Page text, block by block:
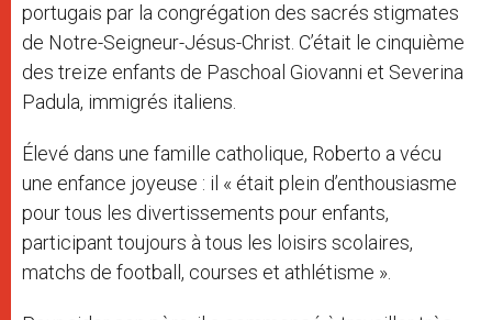
portugais par la congrégation des sacrés stigmates
de Notre-Seigneur-Jésus-Christ. C’était le cinquième
des treize enfants de Paschoal Giovanni et Severina
Padula, immigrés italiens.
Élevé dans une famille catholique, Roberto a vécu
une enfance joyeuse : il « était plein d’enthousiasme
pour tous les divertissements pour enfants,
participant toujours à tous les loisirs scolaires,
matchs de football, courses et athlétisme ».